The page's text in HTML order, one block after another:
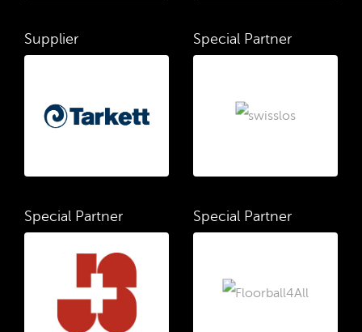
Supplier Special Partner
Special Partner Special Partner